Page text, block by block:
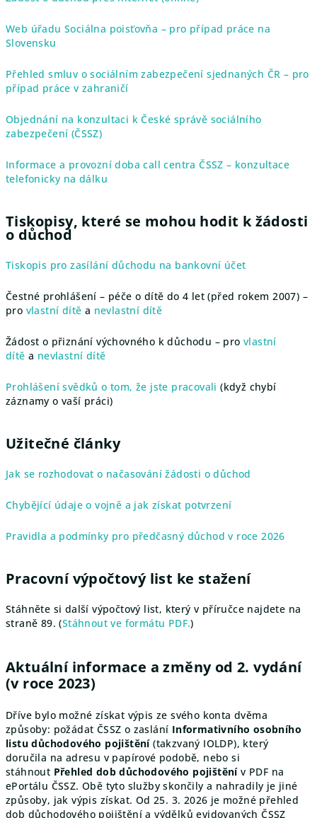
Web úřadu Sociálna poisťovňa – pro případ práce na
Slovensku
Přehled smluv o sociálním zabezpečení sjednaných ČR – pro
případ práce v zahraničí
Objednání na konzultaci k České správě sociálního
zabezpečení (ČSSZ)
Informace a provozní doba call centra ČSSZ – konzultace
telefonicky na dálku
Tiskopisy, které se mohou hodit k žádosti
o důchod
Tiskopis pro zasílání důchodu na bankovní účet
Čestné prohlášení – péče o dítě do 4 let (před rokem 2007) –
pro vlastní dítě a nevlastní dítě
Žádost o přiznání výchovného k důchodu – pro vlastní
dítě a nevlastní dítě
Prohlášení svědků o tom, že jste pracovali (když chybí
záznamy o vaší práci)
Užitečné články
Jak se rozhodovat o načasování žádosti o důchod
Chybějící údaje o vojně a jak získat potvrzení
Pravidla a podmínky pro předčasný důchod v roce 2026
Pracovní výpočtový list ke stažení
Stáhněte si další výpočtový list, který v příručce najdete na
straně 89. (Stáhnout ve formátu PDF.)
Aktuální informace a změny od 2. vydání
(v roce 2023)
Dříve bylo možné získat výpis ze svého konta dvěma
způsoby: požádat ČSSZ o zaslání Informativního osobního
listu důchodového pojištění (takzvaný IOLDP), který
doručila na adresu v papírové podobě, nebo si
stáhnout Přehled dob důchodového pojištění v PDF na
ePortálu ČSSZ. Obě tyto služby skončily a nahradily je jiné
způsoby, jak výpis získat. Od 25. 3. 2026 je možné přehled
dob důchodového pojištění a výdělků evidovaných ČSSZ